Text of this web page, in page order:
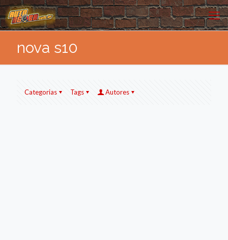
nova s10
Categorias Tags Autores